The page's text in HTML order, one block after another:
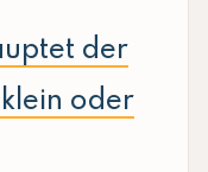
der
oder